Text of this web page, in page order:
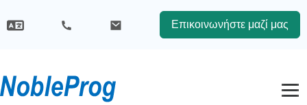
Επικοινωνήστε μαζί μας